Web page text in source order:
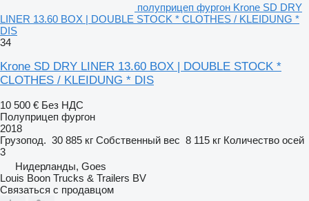
полуприцеп фургон Krone SD DRY
LINER 13.60 BOX | DOUBLE STOCK * CLOTHES / KLEIDUNG *
DIS
34
Krone SD DRY LINER 13.60 BOX | DOUBLE STOCK *
CLOTHES / KLEIDUNG * DIS
10 500 € Без НДС
Полуприцеп фургон
2018
Грузопод. 30 885 кг Собственный вес 8 115 кг Количество осей
3
Нидерланды, Goes
Louis Boon Trucks & Trailers BV
Связаться с продавцом